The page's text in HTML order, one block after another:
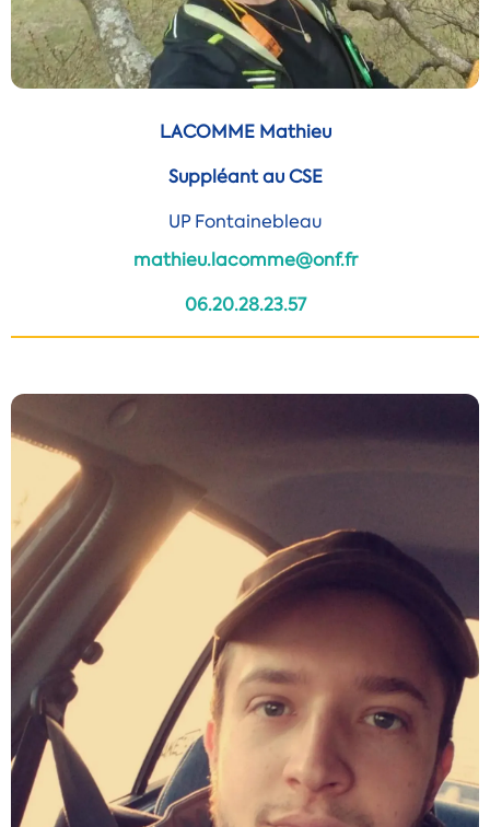
LACOMME Mathieu
Suppléant au CSE
UP Fontainebleau
mathieu.lacomme@onf.fr
06.20.28.23.57